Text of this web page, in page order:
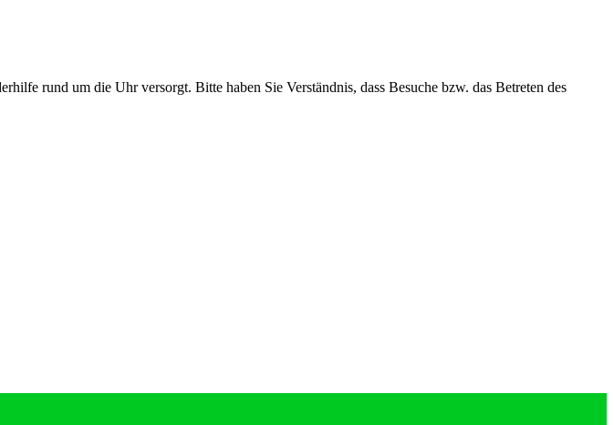
rund um die Uhr versorgt. Bitte haben Sie Verständnis, dass Besuche bzw. das Betreten des